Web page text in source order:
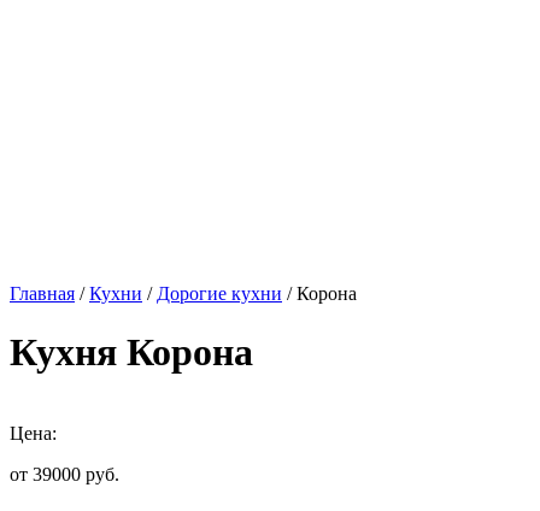
Главная /Кухни / Дорогие кухни / Корона
Кухня Корона
Цена:
от 39000 руб.